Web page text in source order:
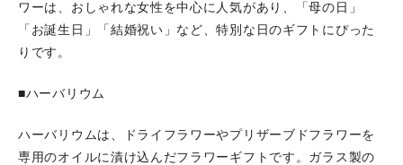
ワーは、おしゃれな女性を中心に人気があり、「母の日」
「お誕生日」「結婚祝い」など、特別な日のギフトにぴった
りです。
■ハーバリウム
ハーバリウムは、ドライフラワーやプリザーブドフラワーを
専用のオイルに漬け込んだフラワーギフトです。ガラス製の